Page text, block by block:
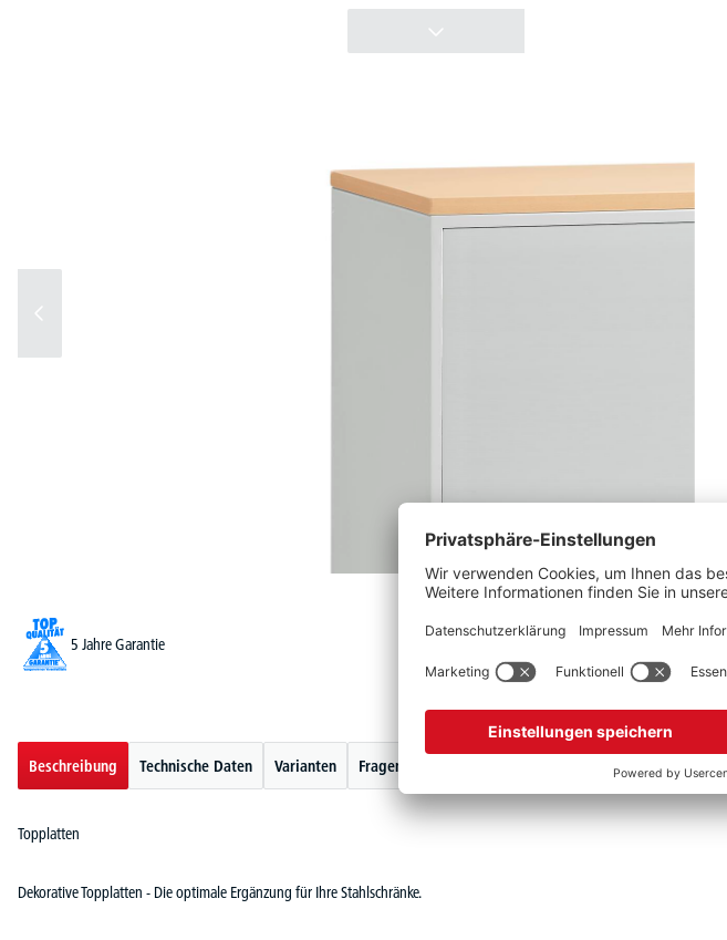
5 Jahre Garantie
Beschreibung Technische Daten Varianten Fragen zum Artikel
Topplatten
Dekorative Topplatten - Die optimale Ergänzung für Ihre Stahlschränke.